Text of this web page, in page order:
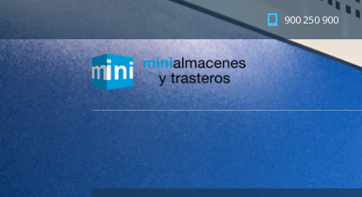
900 250 900